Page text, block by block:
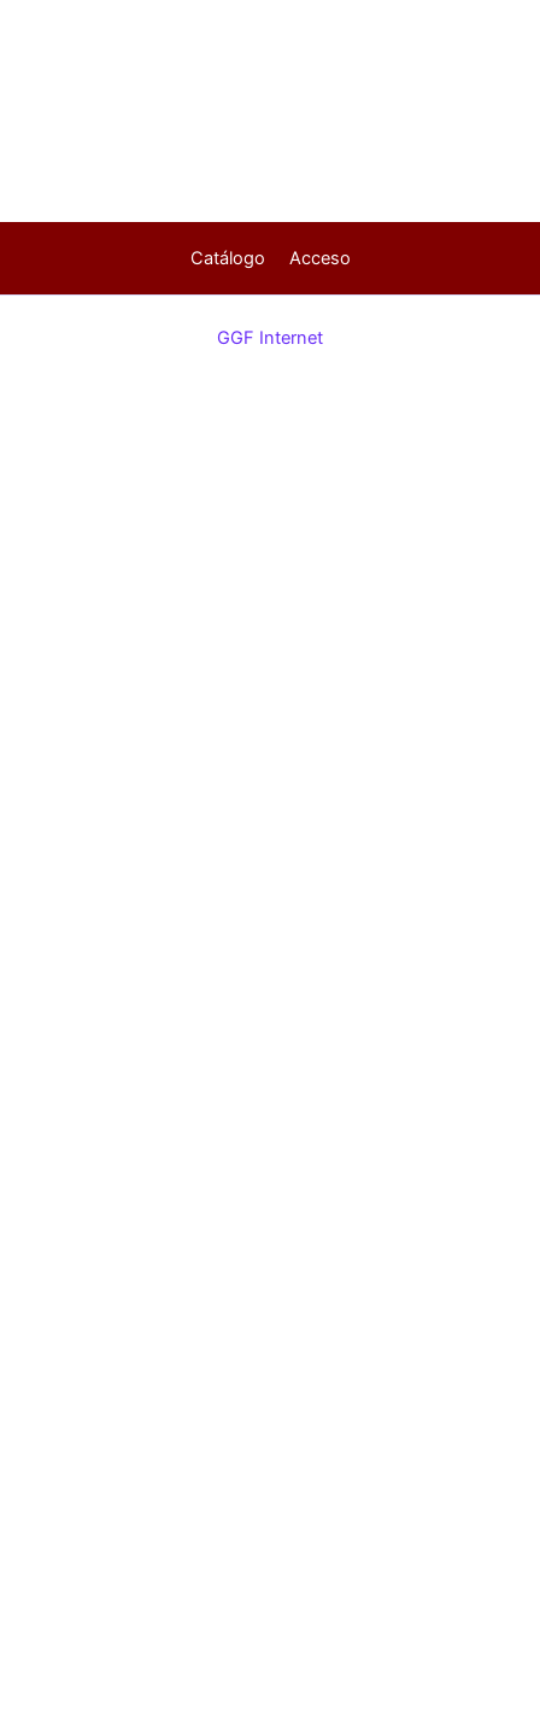
Catálogo Acceso
GGF Internet